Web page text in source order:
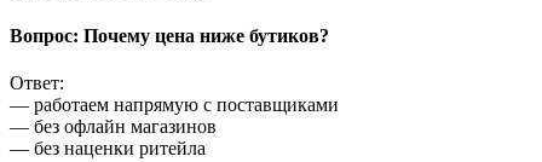
Вопрос: Почему цена ниже бутиков?
Ответ:
— работаем напрямую с поставщиками
— без офлайн магазинов
— без наценки ритейла